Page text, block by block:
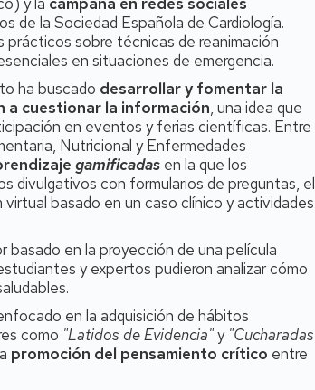
de la Sociedad Española de Cardiología.
prácticos sobre técnicas de reanimación
en situaciones de emergencia.
ha buscado desarrollar y fomentar la
cuestionar la información, una idea que
en eventos y ferias científicas. Entre
Nutricional y Enfermedades
gamificadas en la que los
divulgativos con formularios de preguntas, el
basado en un caso clínico y actividades
basado en la proyección de una película
y expertos pudieron analizar cómo
en la adquisición de hábitos
como "Latidos de Evidencia"y "Cucharadas
promoción del pensamiento crítico entre